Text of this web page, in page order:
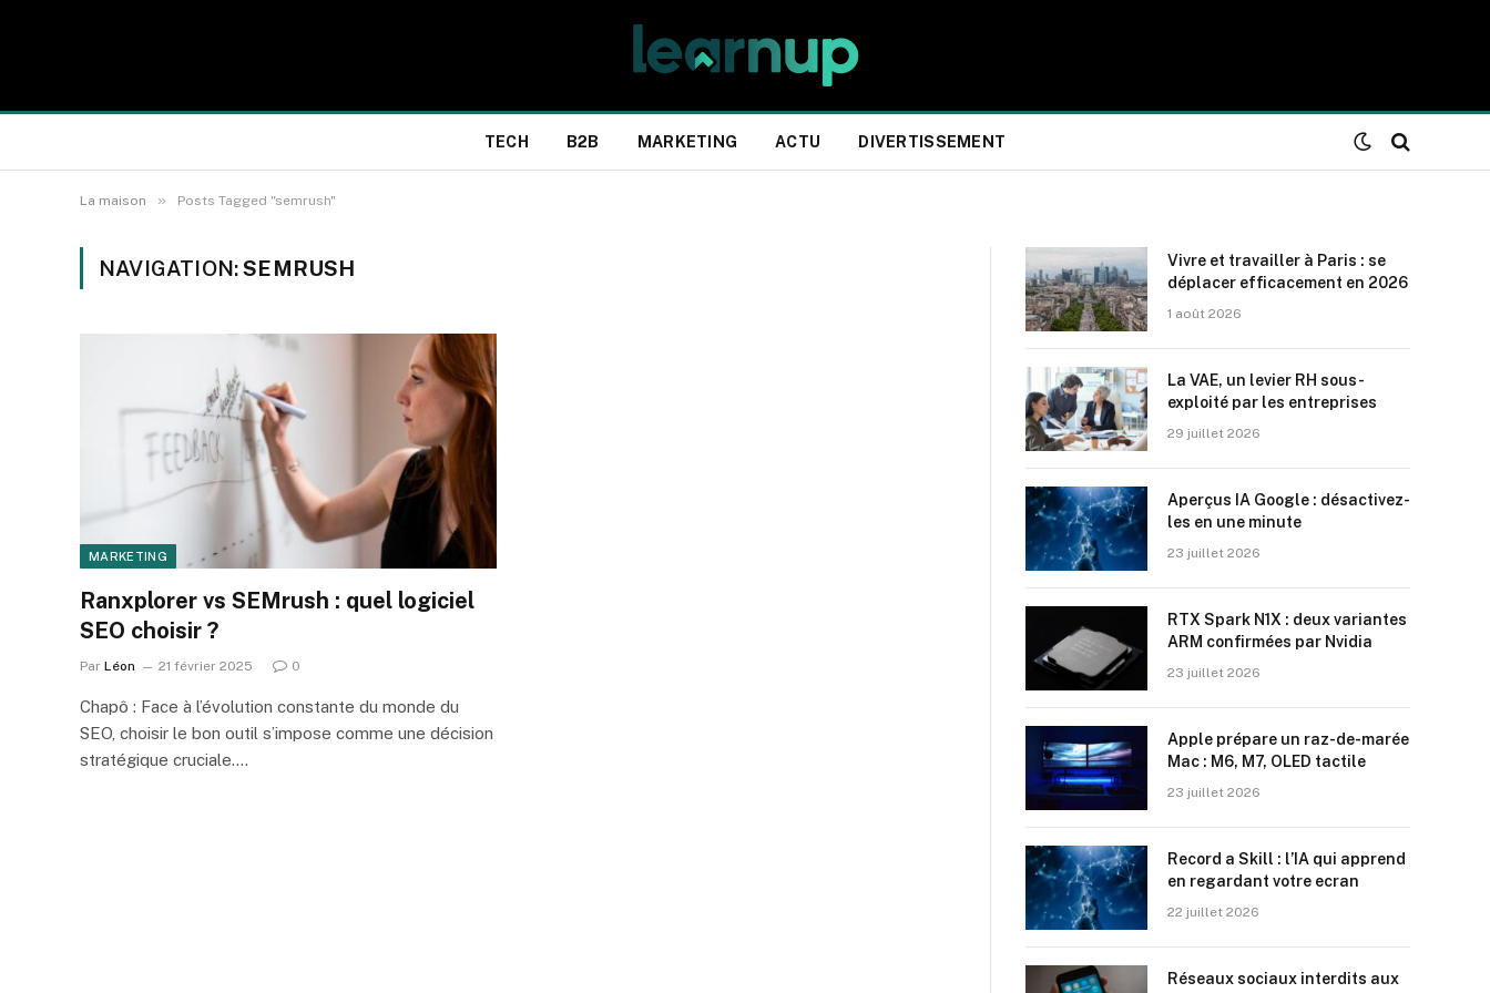
TECH B2B MARKETING ACTU DIVERTISSEMENT
La maison » Posts Tagged "semrush"
NAVIGATION:SEMRUSH
MARKETING
Ranxplorer vs SEMrush : quel logiciel
SEO choisir ?
Par Léon 21 février 2025 0
Chapô : Face à l’évolution constante du monde du
SEO, choisir le bon outil s’impose comme une décision
stratégique cruciale.…
Vivre et travailler à Paris : se
déplacer efficacement en 2026
1 août 2026
La VAE, un levier RH sous-
exploité par les entreprises
29 juillet 2026
Aperçus IA Google : désactivez-
les en une minute
23 juillet 2026
RTX Spark N1X : deux variantes
ARM confirmées par Nvidia
23 juillet 2026
Apple prépare un raz-de-marée
Mac : M6, M7, OLED tactile
23 juillet 2026
Record a Skill : l’IA qui apprend
en regardant votre ecran
22 juillet 2026
Réseaux sociaux interdits aux